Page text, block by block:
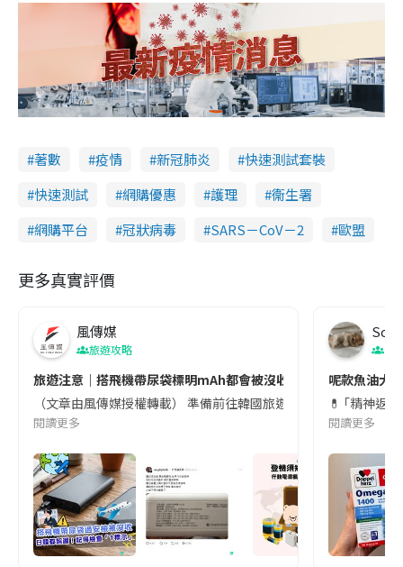
著數 疫情 新冠肺炎
快速測試套裝
快速測試
網購優惠 護理
衞生署
網購平台
冠狀病毒 SARS－CoV－2 歐盟
更多真實評價
風傳媒
旅遊攻略
旅遊注意｜搭飛機帶尿袋標明mAh都會被沒收😱出發前切記檢查
（文章由風傳媒授權轉載） 準備前往韓國旅遊的民眾，近期要
閱讀更多
Soul
呢款魚油大
💊 ｢精神返
閱讀更多